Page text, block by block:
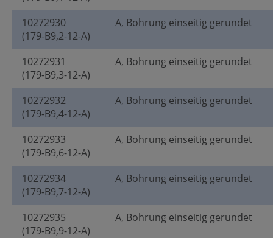
10272930
(179-B9,2-12-A)
A, Bohrung einseitig gerundet
10272931
(179-B9,3-12-A)
A, Bohrung einseitig gerundet
10272932
(179-B9,4-12-A)
A, Bohrung einseitig gerundet
10272933
(179-B9,6-12-A)
A, Bohrung einseitig gerundet
10272934
(179-B9,7-12-A)
A, Bohrung einseitig gerundet
10272935
(179-B9,9-12-A)
A, Bohrung einseitig gerundet